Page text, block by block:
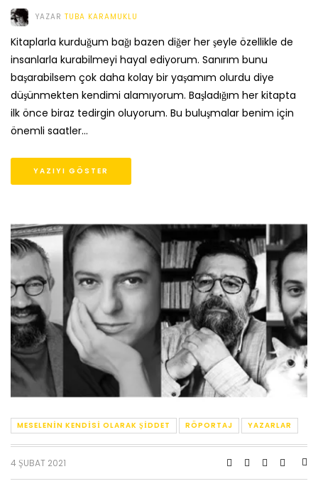
YAZAR TUBA KARAMUKLU
Kitaplarla kurduğum bağı bazen diğer her şeyle özellikle de
insanlarla kurabilmeyi hayal ediyorum. Sanırım bunu
başarabilsem çok daha kolay bir yaşamım olurdu diye
düşünmekten kendimi alamıyorum. Başladığım her kitapta
ilk önce biraz tedirgin oluyorum. Bu buluşmalar benim için
önemli saatler…
YAZIYI GÖSTER
MESELENIN KENDISI OLARAK ŞIDDET RÖPORTAJ YAZARLAR
4 ŞUBAT 2021